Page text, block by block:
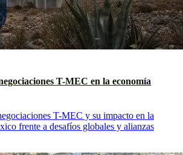
T-MEC en la economía
T-MEC y su impacto en la
frente a desafíos globales y alianzas